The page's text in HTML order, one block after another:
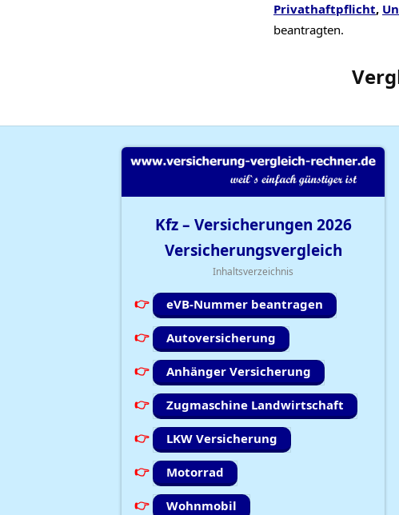
Privathaftpflicht,
beantragten.
Kfz – Versicherungen 2026
Versicherungsvergleich
Inhaltsverzeichnis
eVB-Nummer beantragen
Autoversicherung
Anhänger Versicherung
Zugmaschine Landwirtschaft
LKW Versicherung
Motorrad
Wohnmobil